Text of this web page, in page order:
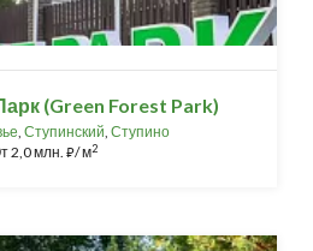
(Green Forest Park)
, Ступинский, Ступино
2,0 млн. ⃏/ м2